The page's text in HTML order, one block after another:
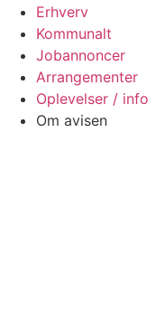
Erhverv
Kommunalt
Jobannoncer
Arrangementer
Oplevelser / info
Om avisen